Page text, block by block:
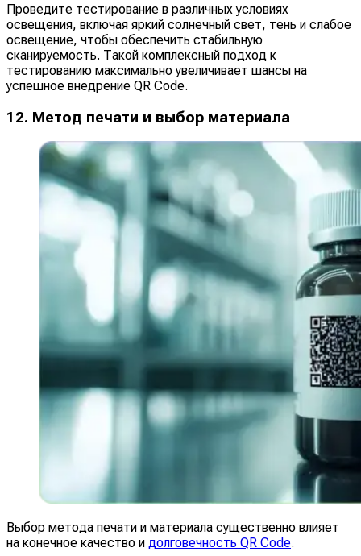
Проведите тестирование в различных условиях
освещения, включая яркий солнечный свет, тень и слабое
освещение, чтобы обеспечить стабильную
сканируемость. Такой комплексный подход к
тестированию максимально увеличивает шансы на
успешное внедрение QR Code.
12. Метод печати и выбор материала
Выбор метода печати и материала существенно влияет
на конечное качество и долговечность QR Code.